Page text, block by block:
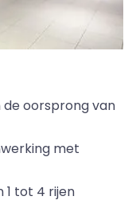
de oorsprong van
met
1 tot 4 rijen